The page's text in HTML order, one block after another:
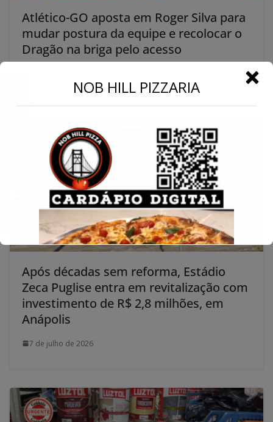
Atlético-GO aposta em Roger Silva para
mudar postura da equipe e recolocar o
Dragão na briga pelo acesso
Após décadas sem reforma, Estádio
Zeca Puglise entra em revitalização com
investimento de R$ 2,8 milhões, em
Anápolis
7 de julho de 2026
NOB HILL PIZZARIA